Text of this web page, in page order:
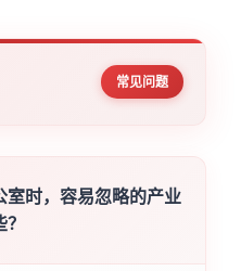
常见问题
室时，容易忽略的产业